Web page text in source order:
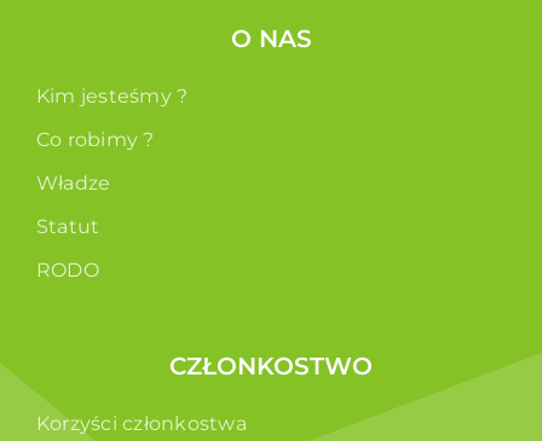
O NAS
Kim jesteśmy ?
Co robimy ?
Władze
Statut
RODO
CZŁONKOSTWO
Korzyści członkostwa